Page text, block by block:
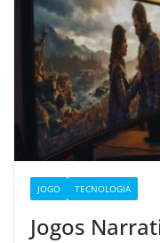
JOGO TECNOLOGIA
Jogos